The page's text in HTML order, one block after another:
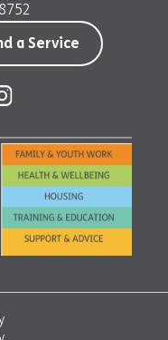
a Service